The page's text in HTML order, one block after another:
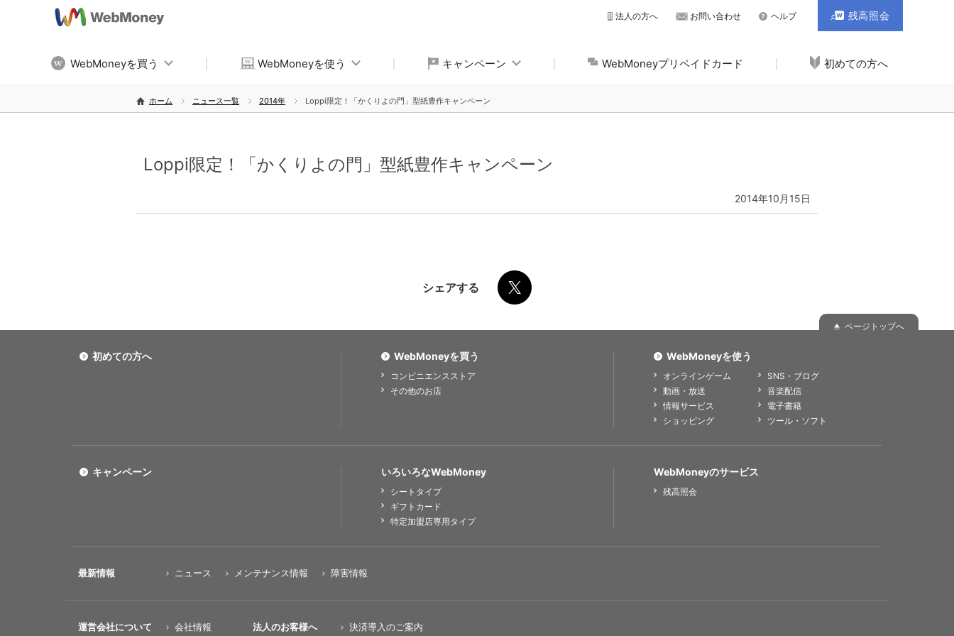
WebMoneyを買う WebMoneyを使う キャンペーン WebMoneyプリペイドカード 初めての方へ
法人の方へ お問い合わせ ヘルプ 残高照会
ホーム ニュース一覧 2014年 Loppi限定！「かくりよの門」型紙豊作キャンペーン
Loppi限定！「かくりよの門」型紙豊作キャンペーン
2014年10月15日
シェアする
ページトップへ
初めての方へ WebMoneyを買う
コンビニエンスストア
その他のお店
WebMoneyを使う
オンラインゲーム
SNS・ブログ
動画・放送
音楽配信
情報サービス
電子書籍
ショッピング
ツール・ソフト
いろいろなWebMoney
シートタイプ
ギフトカード
特定加盟店専用タイプ
キャンペーン WebMoneyのサービス
残高照会
最新情報 ニュース メンテナンス情報 障害情報
運営会社について 会社情報 法人のお客様へ 決済導入のご案内